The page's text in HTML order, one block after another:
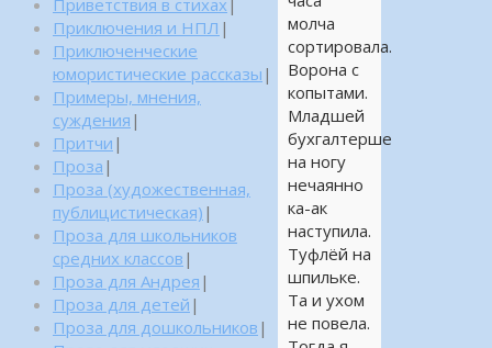
молча
сортировала.
Ворона с
копытами.
Младшей
бухгалтерше
на ногу
нечаянно
ка-ак
наступила.
Туфлёй на
шпильке.
Та и ухом
не повела.
Приветствия в стихах
Приключения и НПЛ |
Приключенческие
юмористические рассказы |
Примеры, мнения,
суждения |
Притчи |
Проза |
Проза (художественная,
публицистическая) |
Проза для школьников
средних классов |
Проза для Андрея |
Проза для детей |
Проза для дошкольников |